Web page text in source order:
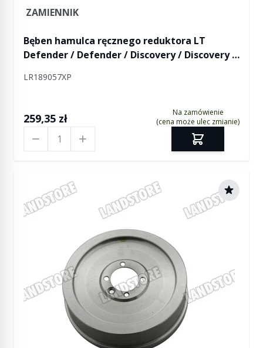
ZAMIENNIK
Bęben hamulca ręcznego reduktora LT
Defender / Defender / Discovery / Discovery II
LR189057XP
259,35 zł
Na zamówienie
(cena może ulec zmianie)